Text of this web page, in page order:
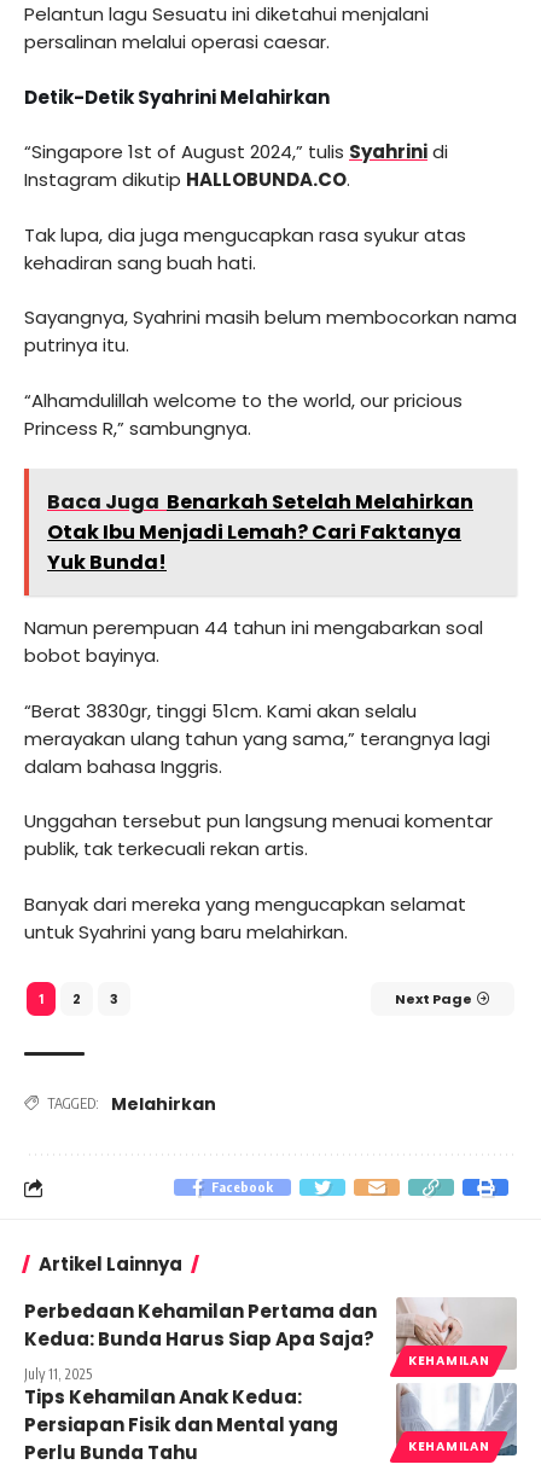
Pelantun lagu Sesuatu ini diketahui menjalani
persalinan melalui operasi caesar.
Detik-Detik Syahrini Melahirkan
“Singapore 1st of August 2024,” tulis Syahrinidi
Instagram dikutip HALLOBUNDA.CO.
Tak lupa, dia juga mengucapkan rasa syukur atas
kehadiran sang buah hati.
Sayangnya, Syahrini masih belum membocorkan nama
putrinya itu.
“Alhamdulillah welcome to the world, our pricious
Princess R,” sambungnya.
Baca Juga Benarkah Setelah Melahirkan
Otak Ibu Menjadi Lemah? Cari Faktanya
Yuk Bunda!
Namun perempuan 44 tahun ini mengabarkan soal
bobot bayinya.
“Berat 3830gr, tinggi 51cm. Kami akan selalu
merayakan ulang tahun yang sama,” terangnya lagi
dalam bahasa Inggris.
Unggahan tersebut pun langsung menuai komentar
publik, tak terkecuali rekan artis.
Banyak dari mereka yang mengucapkan selamat
untuk Syahrini yang baru melahirkan.
1 2 3 Next Page
TAGGED: Melahirkan
Facebook
Artikel Lainnya
KEHAMILAN
Perbedaan Kehamilan Pertama dan
Kedua: Bunda Harus Siap Apa Saja?
July 11, 2025
KEHAMILAN
Tips Kehamilan Anak Kedua:
Persiapan Fisik dan Mental yang
Perlu Bunda Tahu